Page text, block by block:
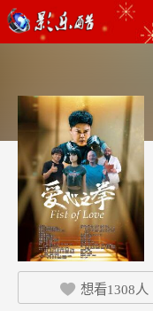
 想看1308人